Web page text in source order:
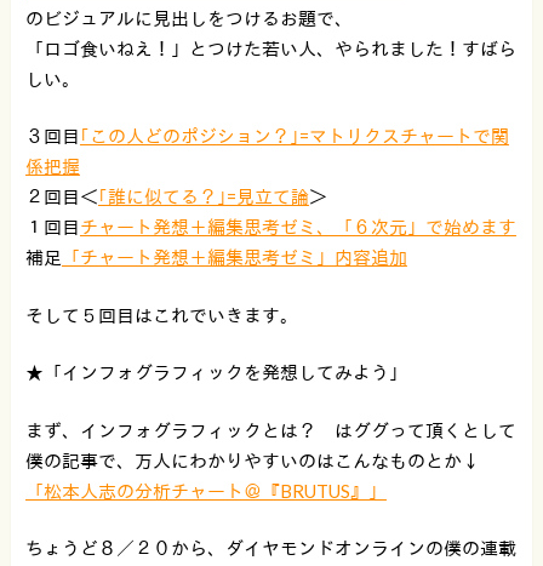
のビジュアルに見出しをつけるお題で、
「ロゴ食いねえ！」とつけた若い人、やられました！すばら
しい。
３回目 ｢この人どのポジション？｣=マトリクスチャートで関
係把握
２回目＜｢誰に似てる？｣=見立て論＞
１回目チャート発想＋編集思考ゼミ、「６次元」で始めます
補足
「チャート発想＋編集思考ゼミ」内容追加
そして５回目はこれでいきます。
★「インフォグラフィックを発想してみよう」
まず、インフォグラフィックとは？ はググって頂くとして
僕の記事で、万人にわかりやすいのはこんなものとか↓
「松本人志の分析チャート＠『BRUTUS』」
ちょうど８／２０から、ダイヤモンドオンラインの僕の連載